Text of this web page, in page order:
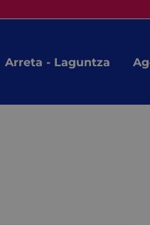
Arreta - Laguntza